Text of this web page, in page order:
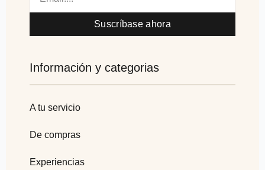
Suscríbase ahora
Información y categorias
A tu servicio
De compras
Experiencias